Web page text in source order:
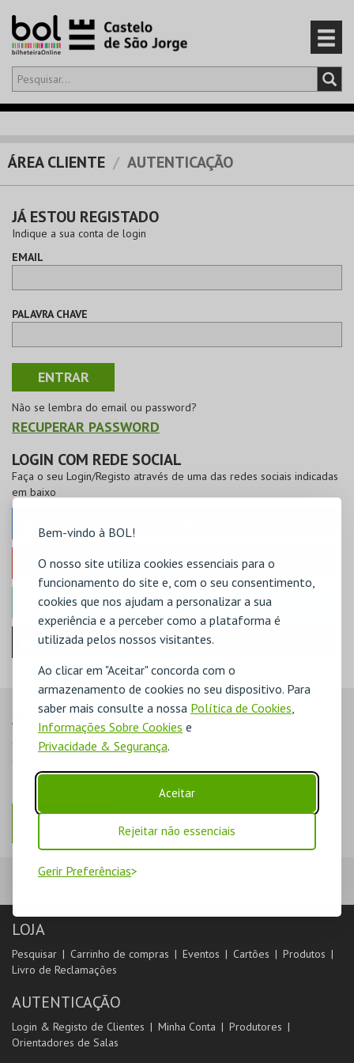
Bem-vindo à BOL!
O nosso site utiliza cookies essenciais para o
funcionamento do site e, com o seu consentimento,
cookies que nos ajudam a personalizar a sua
experiência e a perceber como a plataforma é
utilizada pelos nossos visitantes.
Ao clicar em "Aceitar" concorda com o
armazenamento de cookies no seu dispositivo. Para
saber mais consulte a nossa Política de Cookies,
Informações Sobre Cookies e
Privacidade & Segurança.
Aceitar
Rejeitar não essenciais
Gerir Preferências
Olá,iniciar sessão
EVENTOS
CARTÕES
PRODUTOS
ÁREA CLIENTE AUTENTICAÇÃO
JÁ ESTOU REGISTADO
Indique a sua conta de login
EMAIL
PALAVRA CHAVE
Não se lembra do email ou password?
RECUPERAR PASSWORD
LOGIN COM REDE SOCIAL
Faça o seu Login/Registo através de uma das redes sociais indicadas
em baixo
GOOGLE
MICROSOFT
Iniciar sessão com a Apple
AINDA NÃO ESTOU REGISTADO
O registo na plataforma BOL permite-lhe acompanhar as suas
LOJA
Pesquisar Carrinho de compras Eventos Cartões
Produtos
Livro de Reclamações
AUTENTICAÇÃO
Login & Registo de Clientes Minha Conta
Produtores
Orientadores de Salas